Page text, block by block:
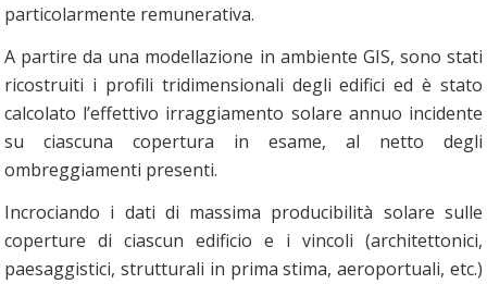
particolarmente remunerativa.
A partire da una modellazione in ambiente GIS, sono stati
ricostruiti i profili tridimensionali degli edifici ed è stato
calcolato l’effettivo irraggiamento solare annuo incidente
su ciascuna copertura in esame, al netto degli
ombreggiamenti presenti.
Incrociando i dati di massima producibilità solare sulle
coperture di ciascun edificio e i vincoli (architettonici,
paesaggistici, strutturali in prima stima, aeroportuali, etc.)